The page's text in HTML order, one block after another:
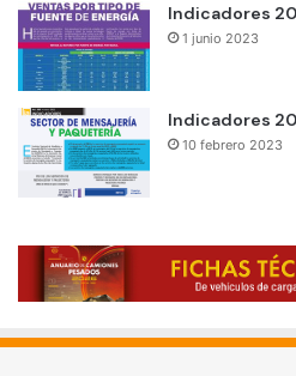
Indicadores
1 junio 2023
Indicadores
10 febrero 2023